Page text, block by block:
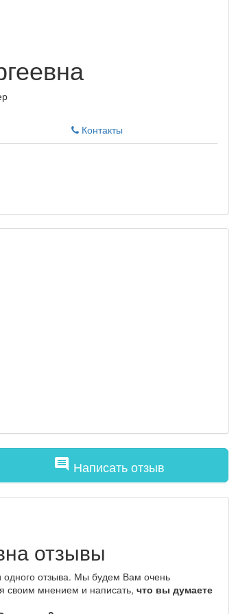
Контакты
comment Написать отзыв
отзывы
отзыва. Мы будем Вам очень
своим мнением и написать, что вы думаете